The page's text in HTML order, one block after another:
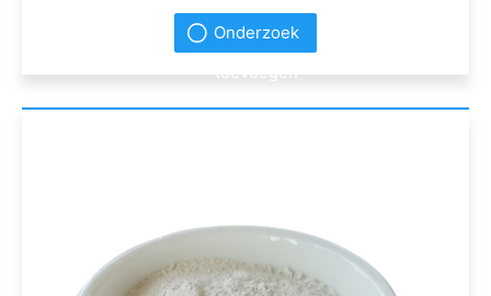
Onderzoek
toevoegen